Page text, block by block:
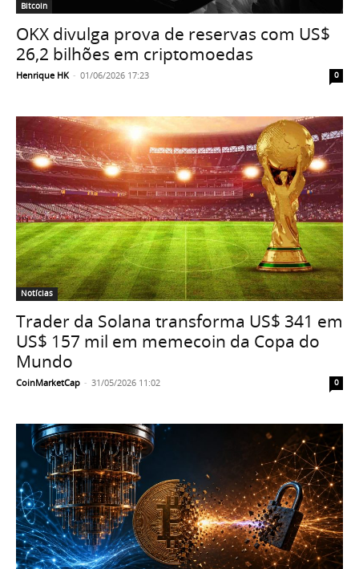
Bitcoin
OKX divulga prova de reservas com US$
26,2 bilhões em criptomoedas
Henrique HK - 01/06/2026 17:23 0
Notícias
Trader da Solana transforma US$ 341 em
US$ 157 mil em memecoin da Copa do
Mundo
CoinMarketCap - 31/05/2026 11:02 0